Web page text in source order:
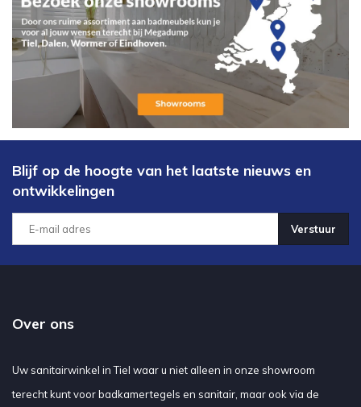
Blijf op de hoogte van het laatste nieuws en
ontwikkelingen
Verstuur
Over ons
Uw sanitairwinkel in Tiel waar u niet alleen in onze showroom
terecht kunt voor badkamertegels en sanitair, maar ook via de